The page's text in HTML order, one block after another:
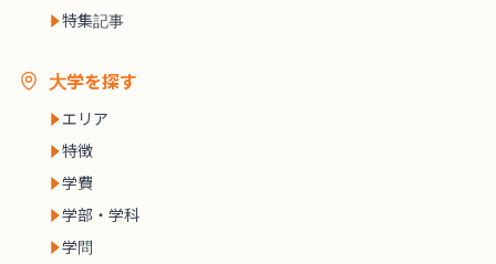
特集記事
大学を探す
エリア
特徴
学費
学部・学科
学問